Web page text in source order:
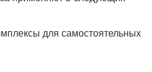
для самостоятельных